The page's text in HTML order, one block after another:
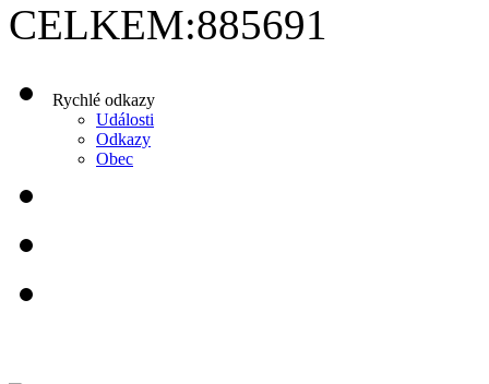
CELKEM:885691
Rychlé odkazy
Události
Odkazy
Obec